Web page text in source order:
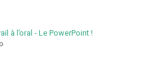
à l’oral - Le PowerPoint!